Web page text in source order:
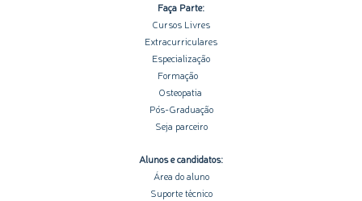
Faça Parte:
Cursos Livres
Extracurriculares
Especialização
Formação
Osteopatia
Pós-Graduação
Seja parceiro
Alunos e candidatos:
Área do aluno
Suporte técnico